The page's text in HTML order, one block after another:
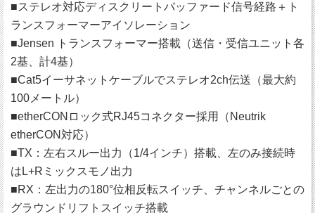
■ステレオ対応ディスクリートバッファード信号経路＋ト
ランスフォーマーアイソレーション
■Jensen トランスフォーマー搭載（送信・受信ユニット各
2基、計4基）
■Cat5イーサネットケーブルでステレオ2ch伝送（最大約
100メートル）
■etherCONロック式RJ45コネクター採用（Neutrik
etherCON対応）
■TX：左右スルー出力（1/4インチ）搭載、左のみ接続時
はL+Rミックスモノ出力
■RX：左出力の180°位相反転スイッチ、チャンネルごとの
グラウンドリフトスイッチ搭載